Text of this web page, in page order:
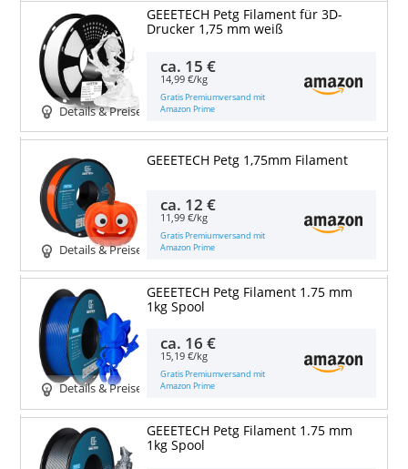
Details & Preise
GEEETECH Petg Filament für 3D-
Drucker 1,75 mm weiß
ca. 15 €
14,99 €/kg
Gratis Premiumversand mit
Amazon Prime
Details & Preise
GEEETECH Petg 1,75mm Filament
ca. 12 €
11,99 €/kg
Gratis Premiumversand mit
Amazon Prime
Details & Preise
GEEETECH Petg Filament 1.75 mm
1kg Spool
ca. 16 €
15,19 €/kg
Gratis Premiumversand mit
Amazon Prime
GEEETECH Petg Filament 1.75 mm
1kg Spool